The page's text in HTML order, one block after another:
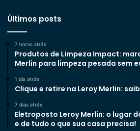
Últimos posts
7 horas atrás
Produtos de Limpeza Impact:
Merlin para limpeza pesada sem
1 dia atrás
Clique e retire na Leroy Merlin:
7 dias atrás
Eletroposto Leroy Merlin: o lugar
e de tudo o que sua casa precisa!